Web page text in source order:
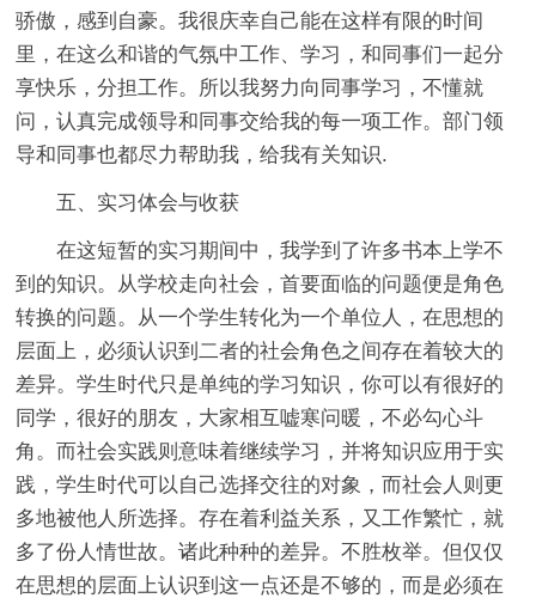
骄傲，感到自豪。我很庆幸自己能在这样有限的时间
里，在这么和谐的气氛中工作、学习，和同事们一起分
享快乐，分担工作。所以我努力向同事学习，不懂就
问，认真完成领导和同事交给我的每一项工作。部门领
导和同事也都尽力帮助我，给我有关知识.
五、实习体会与收获
在这短暂的实习期间中，我学到了许多书本上学不
到的知识。从学校走向社会，首要面临的问题便是角色
转换的问题。从一个学生转化为一个单位人，在思想的
层面上，必须认识到二者的社会角色之间存在着较大的
差异。学生时代只是单纯的学习知识，你可以有很好的
同学，很好的朋友，大家相互嘘寒问暖，不必勾心斗
角。而社会实践则意味着继续学习，并将知识应用于实
践，学生时代可以自己选择交往的对象，而社会人则更
多地被他人所选择。存在着利益关系，又工作繁忙，就
多了份人情世故。诸此种种的差异。不胜枚举。但仅仅
在思想的层面上认识到这一点还是不够的，而是必须在